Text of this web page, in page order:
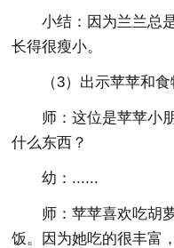
小结：因为兰兰总
长得很瘦小。
（3）出示苹苹和
师：这位是苹苹小
什么东西？
幼：......
师：苹苹喜欢吃胡
饭。因为她吃的很丰富